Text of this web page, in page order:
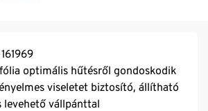
optimális hűtésről gondoskodik
viseletet biztosító, állítható
levehető vállpánttal